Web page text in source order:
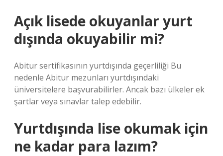
Açık lisede okuyanlar yurt
dışında okuyabilir mi?
Abitur sertifikasının yurtdışında geçerliliği Bu
nedenle Abitur mezunları yurtdışındaki
üniversitelere başvurabilirler. Ancak bazı ülkeler ek
şartlar veya sınavlar talep edebilir.
Yurtdışında lise okumak için
ne kadar para lazım?